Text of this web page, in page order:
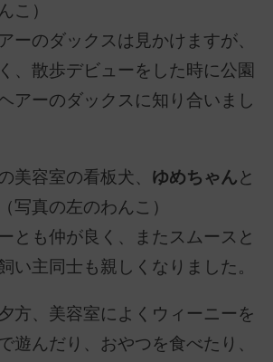
こ）
ーのダックスは見かけますが、
、散歩デビューをした時に公園
アーのダックスに知り合いまし
美容室の看板犬、 ゆめちゃんと
写真の左のわんこ）
とも仲が良く、またスムースと
い主同士も親しくなりました。
方、美容室によくウィーニーを
遊んだり、おやつを食べたり、